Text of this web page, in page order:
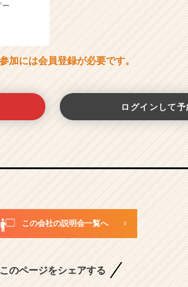
ー
加には会員登録が必要です。
ログインして
この会社の説明会一覧へ
このページをシェアする